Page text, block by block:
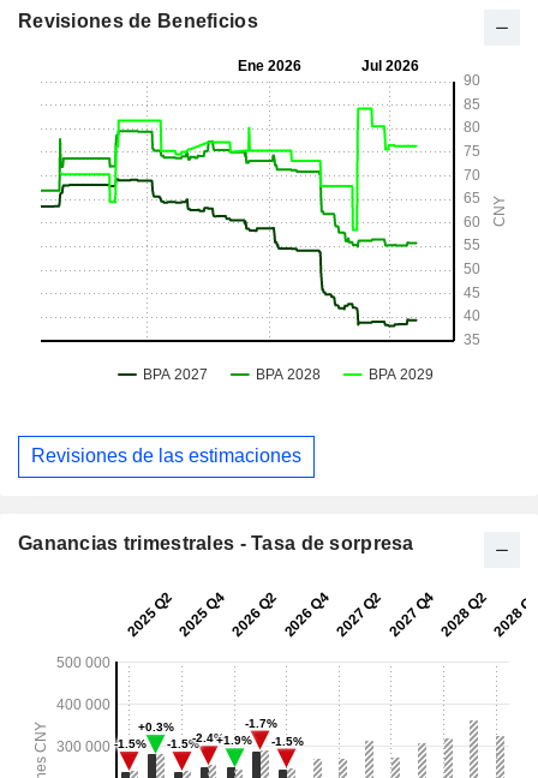
Revisiones de Beneficios
Revisiones de las estimaciones
Ganancias trimestrales - Tasa de sorpresa